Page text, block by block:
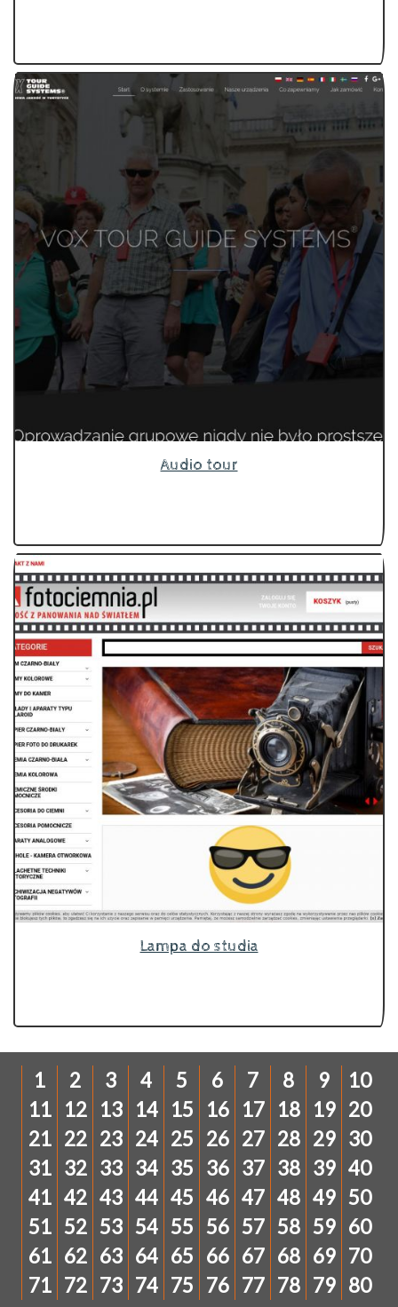
Audio tour
Lampa do studia
1 2 3 4 5 6 7 8 9
10
11
12 13 14 15 16 17 18 19 20
21 22 23 24 25 26 27 28 29 30
31 32 33 34 35 36 37 38 39 40
41 42 43 44 45 46 47 48 49 50
51 52 53 54 55 56 57 58 59 60
61 62 63 64 65 66 67 68 69 70
71 72 73 74 75 76 77 78 79 80